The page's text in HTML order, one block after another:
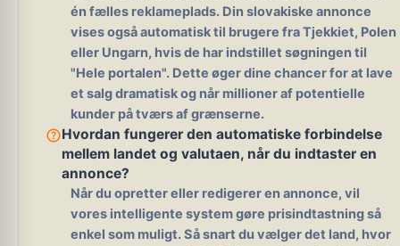
én fælles reklameplads. Din slovakiske annonce
vises også automatisk til brugere fra Tjekkiet, Polen
eller Ungarn, hvis de har indstillet søgningen til
"Hele portalen". Dette øger dine chancer for at lave
et salg dramatisk og når millioner af potentielle
kunder på tværs af grænserne.
help_outlineHvordan fungerer den automatiske forbindelse
mellem landet og valutaen, når du indtaster en
annonce?
Når du opretter eller redigerer en annonce, vil
vores intelligente system gøre prisindtastning så
enkel som muligt.Så snart du vælger det land, hvor